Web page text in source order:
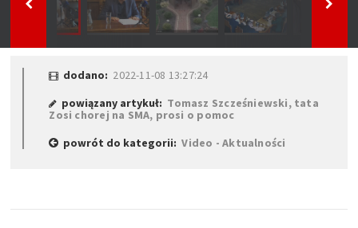
dodano: 2022-11-08 13:27:24
powiązany artykuł: Tomasz Szcześniewski, tata
Zosi chorej na SMA, prosi o pomoc
powrót do kategorii:Video - Aktualności